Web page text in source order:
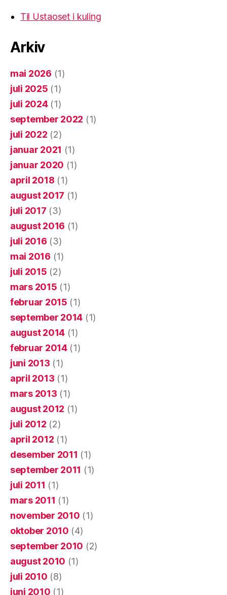
Til Ustaoset i kuling
Arkiv
mai 2026 (1)
juli 2025 (1)
juli 2024(1)
september 2022 (1)
juli 2022 (2)
januar 2021 (1)
januar 2020 (1)
april 2018 (1)
august 2017 (1)
juli 2017 (3)
august 2016 (1)
juli 2016 (3)
mai 2016 (1)
juli 2015 (2)
mars 2015 (1)
februar 2015 (1)
september 2014 (1)
august 2014 (1)
februar 2014(1)
juni 2013 (1)
april 2013 (1)
mars 2013 (1)
august 2012 (1)
juli 2012 (2)
april 2012 (1)
desember 2011 (1)
september 2011 (1)
juli 2011 (1)
mars 2011 (1)
november 2010 (1)
oktober 2010 (4)
september 2010 (2)
august 2010 (1)
juli 2010 (8)
juni 2010 (1)